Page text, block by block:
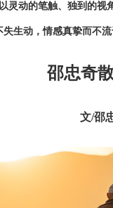
动的笔触、独到的视
生动，情感真挚而不
邵忠奇
文/邵